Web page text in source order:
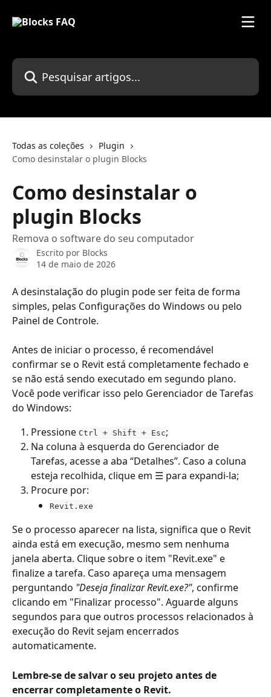
Pesquisar artigos...
Todas as coleções
Plugin
Como desinstalar o plugin Blocks
Como desinstalar o
plugin Blocks
Remova o software do seu computador
Escrito por Blocks
14 de maio de 2026
A desinstalação do plugin pode ser feita de forma
simples, pelas Configurações do Windows ou pelo
Painel de Controle.
Antes de iniciar o processo, é recomendável
confirmar se o Revit está completamente fechado e
se não está sendo executado em segundo plano.
Você pode verificar isso pelo Gerenciador de Tarefas
do Windows:
Pressione Ctrl + Shift + Esc;
Na coluna à esquerda do Gerenciador de
Tarefas, acesse a aba “Detalhes”. Caso a coluna
esteja recolhida, clique em ☰ para expandi-la;
Procure por:
Revit.exe
Se o processo aparecer na lista, significa que o Revit
ainda está em execução, mesmo sem nenhuma
janela aberta. Clique sobre o item "Revit.exe" e
finalize a tarefa. Caso apareça uma mensagem
perguntando "Deseja finalizar Revit.exe?", confirme
clicando em "Finalizar processo". Aguarde alguns
segundos para que outros processos relacionados à
execução do Revit sejam encerrados
automaticamente.
Lembre-se de salvar o seu projeto antes de
encerrar completamente o Revit.